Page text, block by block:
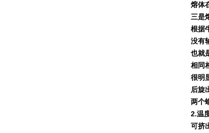
熔体
三是
根据
没有
也就
相同
很明
后旋
两个
2.温
可挤